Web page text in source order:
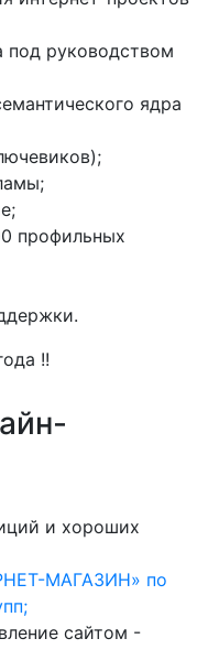
под руководством
ядра
профильных
!!
и хороших
МАГАЗИН» по
сайтом -